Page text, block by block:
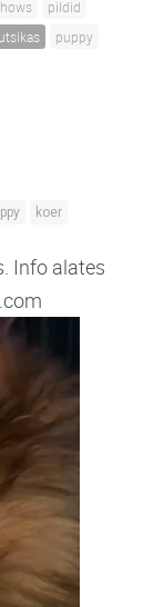
pildid
puppy
koer
Info alates